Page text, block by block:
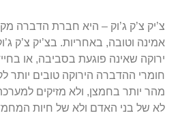
צ’יק צ’ק ג’וק – היא חברת הדברה
אמינה וטובה, באחריות. בצ’יק צ’ק
ירוקה שאינה פוגעת בסביבה, או
חומרי ההדברה הירוקה טובים יותר
מהר יותר בחמצן, ולא מזיקים
לא של בני האדם ולא של חיות